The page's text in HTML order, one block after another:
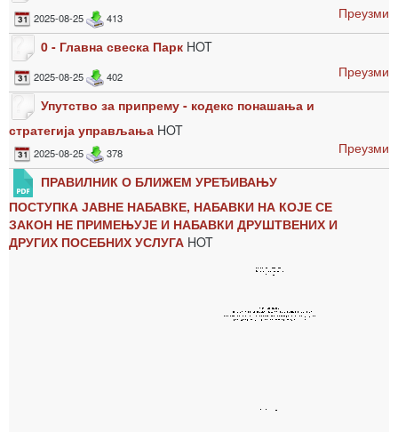
2025-08-25 413
Преузми
0 - Главна свеска Парк HOT
2025-08-25 402
Преузми
Упутство за припрему - кодекс понашања и
стратегија управљања HOT
2025-08-25 378
Преузми
ПРАВИЛНИК О БЛИЖЕМ УРЕЂИВАЊУ
ПОСТУПКА ЈАВНЕ НАБАВКЕ, НАБАВКИ НА КОЈЕ СЕ
ЗАКОН НЕ ПРИМЕЊУЈЕ И НАБАВКИ ДРУШТВЕНИХ И
ДРУГИХ ПОСЕБНИХ УСЛУГА HOT